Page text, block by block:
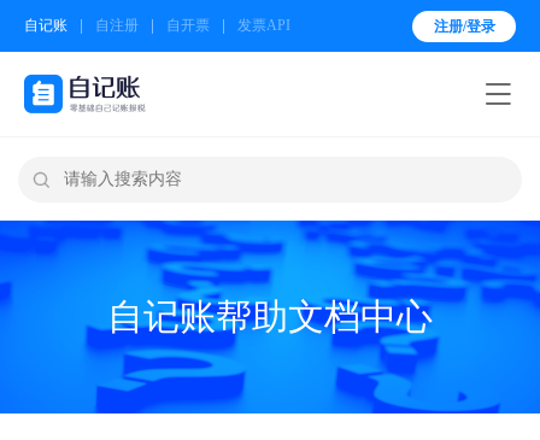
自记账 自注册 自开票 发票API 注册/登录


自记账帮助文档中心